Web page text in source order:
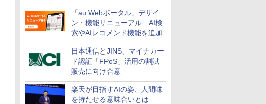
万円引き
「au Webポータル」デザイ
ン・機能リニューアル AI検
索やAIレコメンド機能を追加
日本通信とJINS、マイナカー
ド認証「FPoS」活用の割賦
販売に向け合意
楽天が目指すAIの姿、人間味
を持たせる意味合いとは